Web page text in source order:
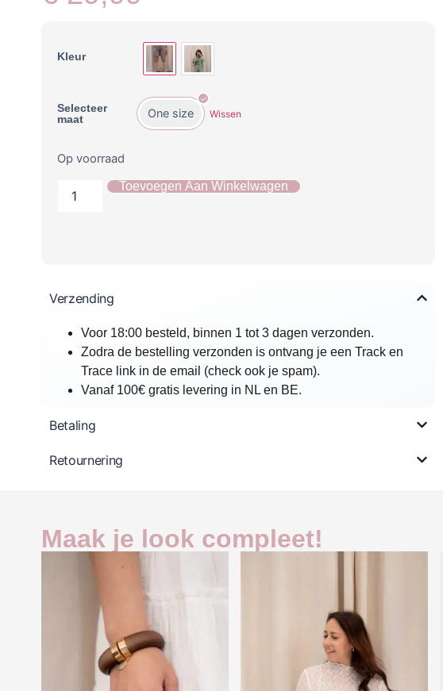
Kleur
Selecteer
maat
One size Wissen
Op voorraad
Toevoegen Aan Winkelwagen
Verzending
Voor 18:00 besteld, binnen 1 tot 3 dagen verzonden.
Zodra de bestelling verzonden is ontvang je een Track en
Trace link in de email (check ook je spam).
Vanaf 100€ gratis levering in NL en BE.
Betaling
Retournering
Maak je look compleet!